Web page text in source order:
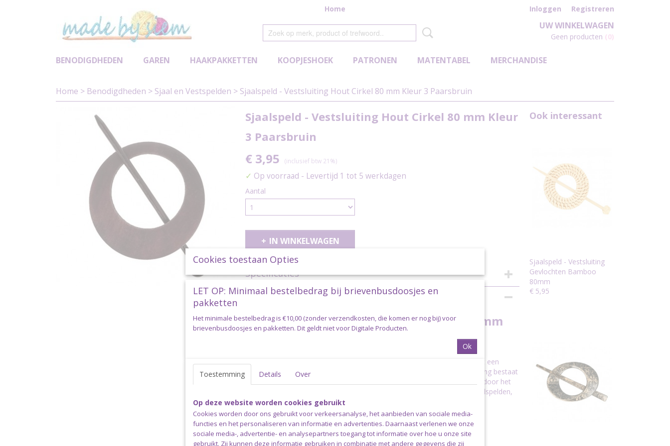
Home Inloggen Registreren
UW WINKELWAGEN
Geen producten (0)
BENODIGDHEDEN GAREN HAAKPAKKETTEN KOOPJESHOEK PATRONEN MATENTABEL MERCHANDISE
Home > Benodigdheden > Sjaal en Vestspelden > Sjaalspeld - Vestsluiting Hout Cirkel 80 mm Kleur 3 Paarsbruin
Sjaalspeld - Vestsluiting Hout Cirkel 80 mm Kleur
3 Paarsbruin
€ 3,95 (inclusief btw 21%)
✓ Op voorraad - Levertijd 1 tot 5 werkdagen
Aantal
IN WINKELWAGEN
Specificaties
Productcode speld-cirkel-hout-80mm-3
Omschrijving
Sjaalspeld - Vestsluiting Hout Cirkel 80 mm
Maak een gebreide of gehaakte omslagdoek, sjaal, poncho of vest af met een
chique vestsluiting of sjaalspeld. Ook geschikt als haaraccessoire. De sluiting bestaat
uit twee delen: leg de speld op het kledingstuk en steek vervolgens de pin door het
kledingstuk, in het midden van de speld. Wij hebben een grote keus in sjaalspelden,
gemaakt van diverse soorten hout en verkrijgbaar in verschillende kleuren,
afmetingen en vormen.
Deze ronde, asymmetrische sjaalspeld is gemaakt van duurzaam,
gladgepolijst Schimasuperba-hout.
Ook interessant
Sjaalspeld - Vestsluiting
Gevlochten Bamboo
80mm
€ 5,95
Cookies toestaan Opties
LET OP: Minimaal bestelbedrag bij brievenbusdoosjes en
pakketten
Het minimale bestelbedrag is €10,00 (zonder verzendkosten, die komen er nog bij) voor
brievenbusdoosjes en pakketten. Dit geldt niet voor Digitale Producten.
Ok
Toestemming Details Over
Op deze website worden cookies gebruikt
Cookies worden door ons gebruikt voor verkeersanalyse, het aanbieden van sociale media-
functies en het personaliseren van informatie en advertenties. Daarnaast verlenen we onze
sociale media-, advertentie- en analysepartners toegang tot informatie over hoe u onze site
gebruikt. Zij kunnen deze informatie gebruiken in combinatie met andere gegevens die zij